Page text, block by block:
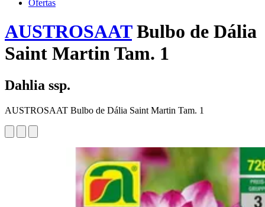
Ofertas
AUSTROSAATBulbo de Dália
Saint Martin Tam. 1
Dahlia ssp.
AUSTROSAAT Bulbo de Dália Saint Martin Tam. 1